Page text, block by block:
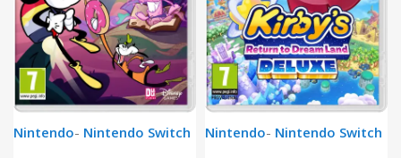
Nintendo- Nintendo Switch Nintendo- Nintendo Switch